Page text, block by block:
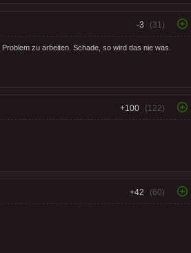
-3 (31)
zu arbeiten. Schade, so wird das nie was.
+100 (122)
+42 (60)